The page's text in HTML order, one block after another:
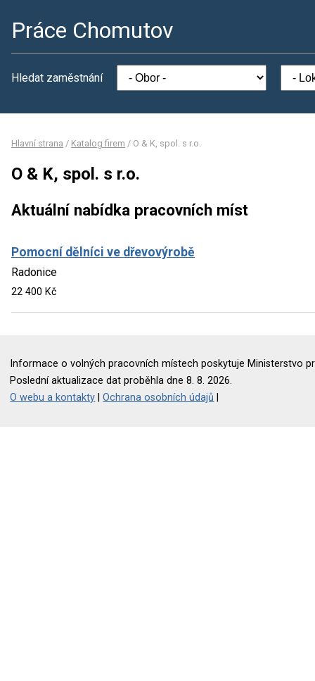
Práce Chomutov
Hledat zaměstnání
Hlavní strana / Katalog firem / O & K, spol. s r.o.
O & K, spol. s r.o.
Aktuální nabídka pracovních míst
Pomocní dělníci ve dřevovýrobě
Radonice
22 400 Kč
Informace o volných pracovních místech poskytuje Ministerstvo
Poslední aktualizace dat proběhla dne 8. 8. 2026.
O webu a kontakty |Ochrana osobních údajů